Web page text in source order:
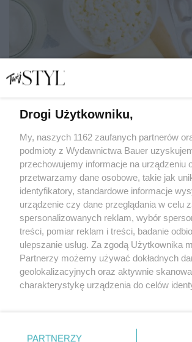
Dieta trychologiczna – co jeść, by mieć
MAGDALENA ZAMKUTOWICZ
WŁOSY
POLITYKA PRYWATNOŚCI
Drogi Użytkowniku,
My, naszych 1162 zaufanych partnerów
podmioty z Wydawnictwa Bauer
przechowujemy informacje na urządzeniu
przetwarzamy dane osobowe, takie jak
identyfikatory, standardowe informacje
urządzenie czy dane przeglądania w celu
spersonalizowanych reklam, wybór
treści, pomiar reklam i treści, badanie
ulepszanie usług. Za zgodą Użytkownika
Partnerzy możemy używać dokładnych
geolokalizacyjnych oraz aktywnie
charakterystykę urządzenia do celów
zmienić/wycofać klikając przycisk
PARTNERZY